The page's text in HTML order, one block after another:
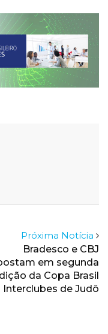
Próxima Notícia
Bradesco e CBJ
em segunda
da Copa Brasil
Interclubes de Judô